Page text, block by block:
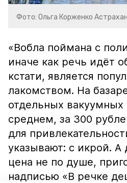
Фото: Ольга Корженко
«Вобла поймана с
иначе как речь идёт
кстати, является
лакомством. На
отдельных вакуумных
среднем, за 300
для
указывают: с икрой. А
цена не по душе,
надписью «В речке